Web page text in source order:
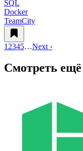
SQL
Docker
TeamCity
1 2345…Next ›
Смотреть